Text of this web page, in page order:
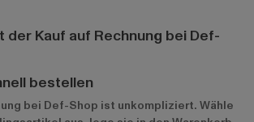
Kauf auf Rechnung bei Def-
bestellen
bei Def-Shop ist unkompliziert. Wähle